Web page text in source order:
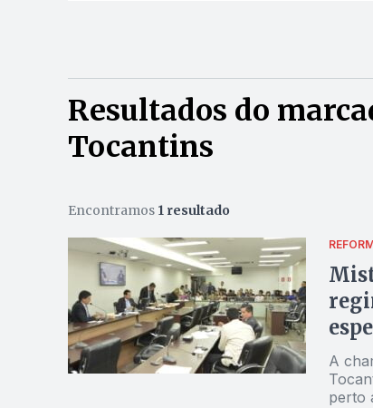
Resultados do
Tocantins
Encontramos 1 resultado
A
perto